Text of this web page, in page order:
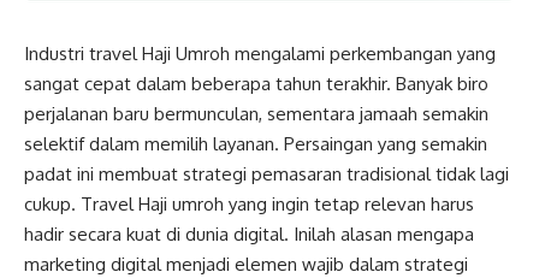
Industri travel Haji Umroh mengalami perkembangan yang
sangat cepat dalam beberapa tahun terakhir. Banyak biro
perjalanan baru bermunculan, sementara jamaah semakin
selektif dalam memilih layanan. Persaingan yang semakin
padat ini membuat strategi pemasaran tradisional tidak lagi
cukup. Travel Haji umroh yang ingin tetap relevan harus
hadir secara kuat di dunia digital. Inilah alasan mengapa
marketing digital menjadi elemen wajib dalam strategi